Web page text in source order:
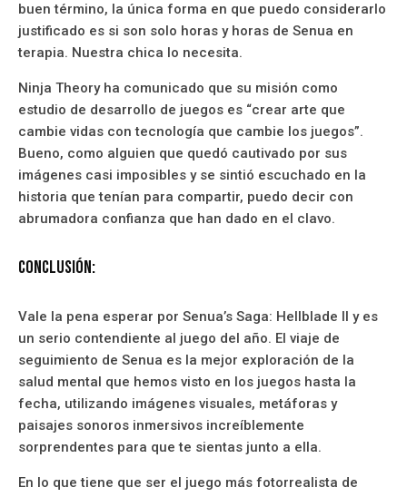
buen término, la única forma en que puedo considerarlo
justificado es si son solo horas y horas de Senua en
terapia. Nuestra chica lo necesita.
Ninja Theory ha comunicado que su misión como
estudio de desarrollo de juegos es “crear arte que
cambie vidas con tecnología que cambie los juegos”.
Bueno, como alguien que quedó cautivado por sus
imágenes casi imposibles y se sintió escuchado en la
historia que tenían para compartir, puedo decir con
abrumadora confianza que han dado en el clavo.
Conclusión:
Vale la pena esperar por Senua’s Saga: Hellblade II y es
un serio contendiente al juego del año. El viaje de
seguimiento de Senua es la mejor exploración de la
salud mental que hemos visto en los juegos hasta la
fecha, utilizando imágenes visuales, metáforas y
paisajes sonoros inmersivos increíblemente
sorprendentes para que te sientas junto a ella.
En lo que tiene que ser el juego más fotorrealista de